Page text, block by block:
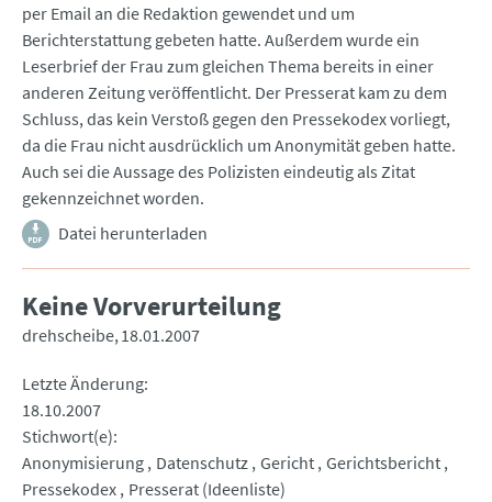
per Email an die Redaktion gewendet und um
Berichterstattung gebeten hatte. Außerdem wurde ein
Leserbrief der Frau zum gleichen Thema bereits in einer
anderen Zeitung veröffentlicht. Der Presserat kam zu dem
Schluss, das kein Verstoß gegen den Pressekodex vorliegt,
da die Frau nicht ausdrücklich um Anonymität geben hatte.
Auch sei die Aussage des Polizisten eindeutig als Zitat
gekennzeichnet worden.
Datei herunterladen
Keine Vorverurteilung
drehscheibe 18.01.2007
Letzte Änderung
18.10.2007
Stichwort(e)
Anonymisierung Datenschutz Gericht Gerichtsbericht
Pressekodex Presserat (Ideenliste)